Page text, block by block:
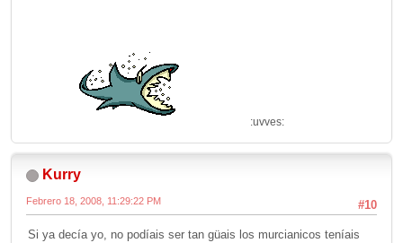
:uvves:
Kurry
#10
Febrero 18, 2008, 11:29:22 PM
Si ya decía yo, no podíais ser tan güais los murcianicos teníais